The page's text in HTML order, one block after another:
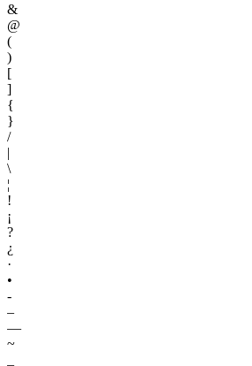
&
@
(
)
[
]
{
}
/
|
\
¦
!
¡
?
¿
·
•
-
–
—
~